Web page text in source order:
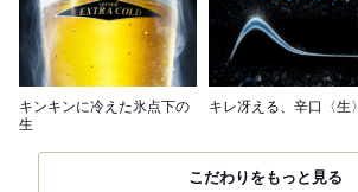
キンキンに冷えた氷点下の
生
キレ冴える、辛口〈生〉
こだわりをもっと見る